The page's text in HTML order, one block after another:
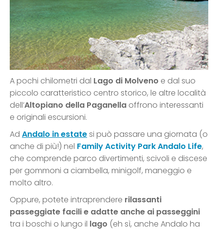
A pochi chilometri dal Lago di Molveno e dal suo
piccolo caratteristico centro storico, le altre località
dell’Altopiano della Paganella offrono interessanti
e originali escursioni.
Ad Andalo in estatesi può passare una giornata (o
anche di più!) nel Family Activity Park Andalo Life,
che comprende parco divertimenti, scivoli e discese
per gommoni a ciambella, minigolf, maneggio e
molto altro.
Oppure, potete intraprendere rilassanti
passeggiate facili e adatte anche ai passeggini
tra i boschi o lungo il lago (eh sì, anche Andalo ha